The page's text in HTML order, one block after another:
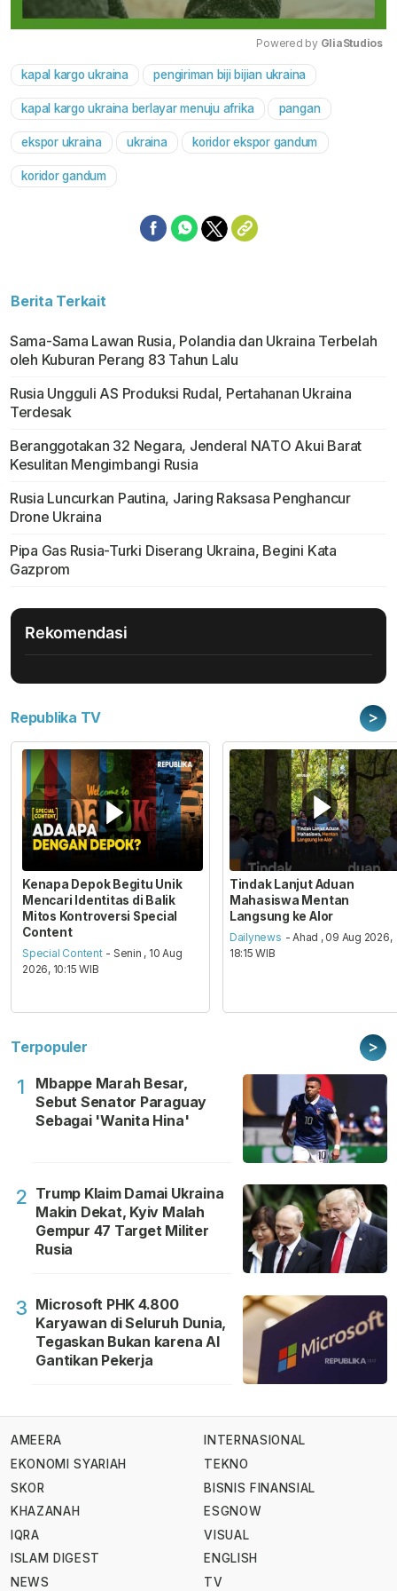
Powered by GliaStudios
kapal kargo ukraina pengiriman biji bijian ukraina
kapal kargo ukraina berlayar menuju afrika pangan
ekspor ukraina ukraina koridor ekspor gandum
koridor gandum
Berita Terkait
Sama-Sama Lawan Rusia, Polandia dan Ukraina Terbelah
oleh Kuburan Perang 83 Tahun Lalu
Rusia Ungguli AS Produksi Rudal, Pertahanan Ukraina
Terdesak
Beranggotakan 32 Negara, Jenderal NATO Akui Barat
Kesulitan Mengimbangi Rusia
Rusia Luncurkan Pautina, Jaring Raksasa Penghancur
Drone Ukraina
Pipa Gas Rusia-Turki Diserang Ukraina, Begini Kata
Gazprom
Rekomendasi
Republika TV >
Kenapa Depok Begitu Unik
Mencari Identitas di Balik
Mitos Kontroversi Special
Content
Special Content - Senin , 10 Aug
2026, 10:15 WIB
Tindak Lanjut Aduan
Mahasiswa Mentan
Langsung ke Alor
Dailynews - Ahad , 09 Aug 2026,
18:15 WIB
Terpopuler >
1
Mbappe Marah Besar,
Sebut Senator Paraguay
Sebagai 'Wanita Hina'
2 Trump Klaim Damai Ukraina
Makin Dekat, Kyiv Malah
Gempur 47 Target Militer
Rusia
3 Microsoft PHK 4.800
Karyawan di Seluruh Dunia,
Tegaskan Bukan karena AI
Gantikan Pekerja
AMEERA
EKONOMI SYARIAH
SKOR
KHAZANAH
IQRA
ISLAM DIGEST
NEWS
INTERNASIONAL
TEKNO
BISNIS FINANSIAL
ESGNOW
VISUAL
ENGLISH
TV